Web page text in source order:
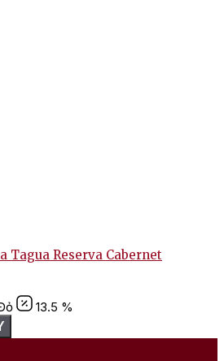
Tagua Reserva Cabernet
13.5 %